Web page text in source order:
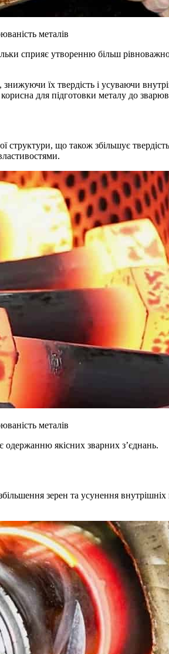
металів
сприяє утворенню більш
знижуючи їх твердість і усуваючи
для підготовки металу до
структури, що також збільшує
металів
якісних зварних з’єднань.
зерен та усунення